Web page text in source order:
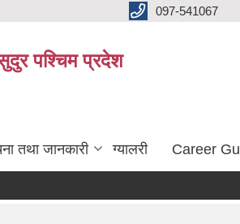
097-541067
पश्चिम प्रदेश
तथा जानकारी ग्यालरी Career